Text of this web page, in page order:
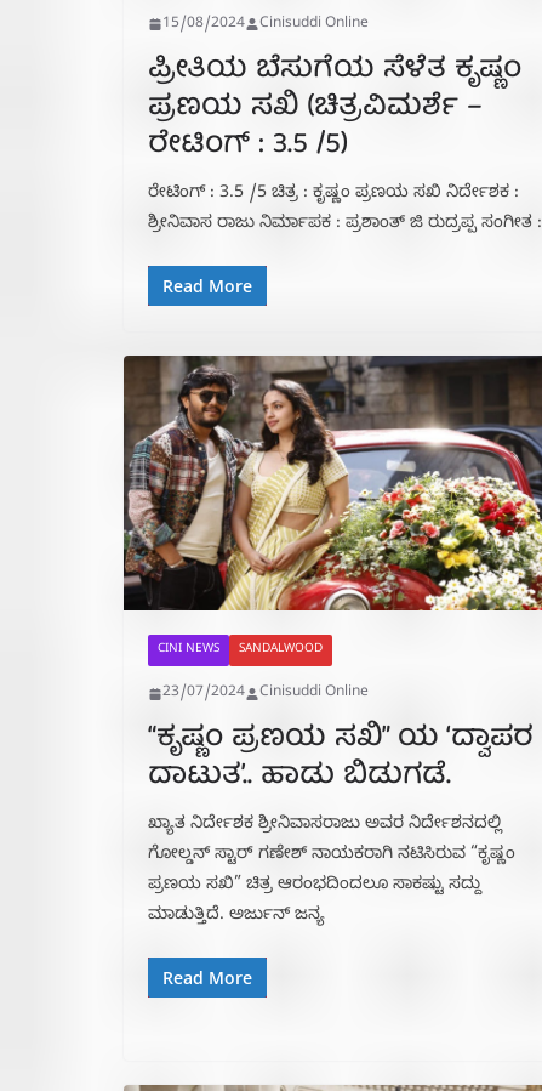
15/08/2024 Cinisuddi Online
ಪ್ರೀತಿಯ ಬೆಸುಗೆಯ ಸೆಳೆತ ಕೃಷ್ಣಂ
ಪ್ರಣಯ ಸಖಿ (ಚಿತ್ರವಿಮರ್ಶೆ –
ರೇಟಿಂಗ್ : 3.5 /5)
ರೇಟಿಂಗ್ : 3.5 /5 ಚಿತ್ರ : ಕೃಷ್ಣಂ ಪ್ರಣಯ ಸಖಿ ನಿರ್ದೇಶಕ :
ಶ್ರೀನಿವಾಸ ರಾಜು ನಿರ್ಮಾಪಕ : ಪ್ರಶಾಂತ್ ಜಿ ರುದ್ರಪ್ಪ ಸಂಗೀತ :
Read More
CINI NEWS SANDALWOOD
23/07/2024 Cinisuddi Online
“ಕೃಷ್ಣಂ ಪ್ರಣಯ ಸಖಿ” ಯ ‘ದ್ವಾಪರ
ದಾಟುತ’.. ಹಾಡು ಬಿಡುಗಡೆ.
ಖ್ಯಾತ ನಿರ್ದೇಶಕ ಶ್ರೀನಿವಾಸರಾಜು ಅವರ ನಿರ್ದೇಶನದಲ್ಲಿ
ಗೋಲ್ಡನ್ ಸ್ಟಾರ್ ಗಣೇಶ್ ನಾಯಕರಾಗಿ ನಟಿಸಿರುವ “ಕೃಷ್ಣಂ
ಪ್ರಣಯ ಸಖಿ” ಚಿತ್ರ ಆರಂಭದಿಂದಲೂ ಸಾಕಷ್ಟು ಸದ್ದು
ಮಾಡುತ್ತಿದೆ. ಅರ್ಜುನ್ ಜನ್ಯ
Read More